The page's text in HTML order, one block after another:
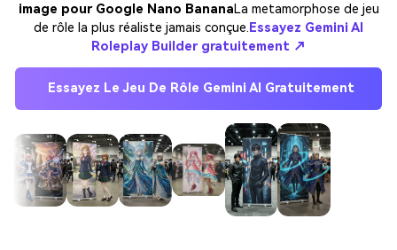
image pour Google Nano BananaLa metamorphose de jeu
de rôle la plus réaliste jamais conçue. Essayez Gemini AI
Roleplay Builder gratuitement ↗
Essayez Le Jeu De Rôle Gemini AI Gratuitement